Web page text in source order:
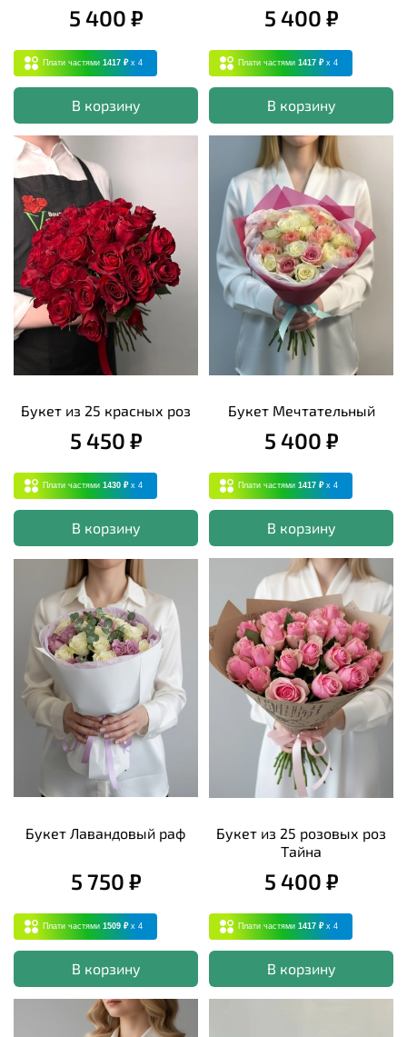
5 400 ₽
Плати частями 1417 ₽ x 4
В корзину
5 400 ₽
Плати частями 1417 ₽ x 4
В корзину
Букет из 25 красных роз
5 450 ₽
Плати частями 1430 ₽ x 4
В корзину
Букет Мечтательный
5 400 ₽
Плати частями 1417 ₽ x 4
В корзину
Букет Лавандовый раф
5 750 ₽
Плати частями 1509 ₽ x 4
В корзину
Букет из 25 розовых роз
Тайна
5 400 ₽
Плати частями 1417 ₽ x 4
В корзину